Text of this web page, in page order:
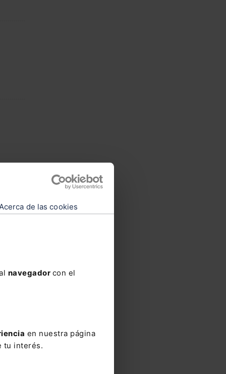
de las cookies
navegador con el
en nuestra página
tu interés.
no